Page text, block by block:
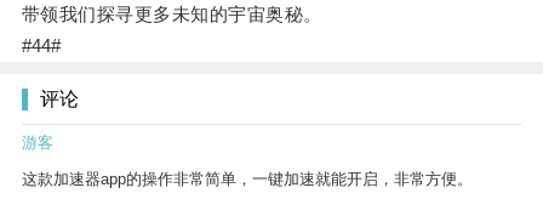
带领我们探寻更多未知的宇宙奥秘。
#44#
评论
游客
这款加速器app的操作非常简单，一键加速就能开启，非常方便。